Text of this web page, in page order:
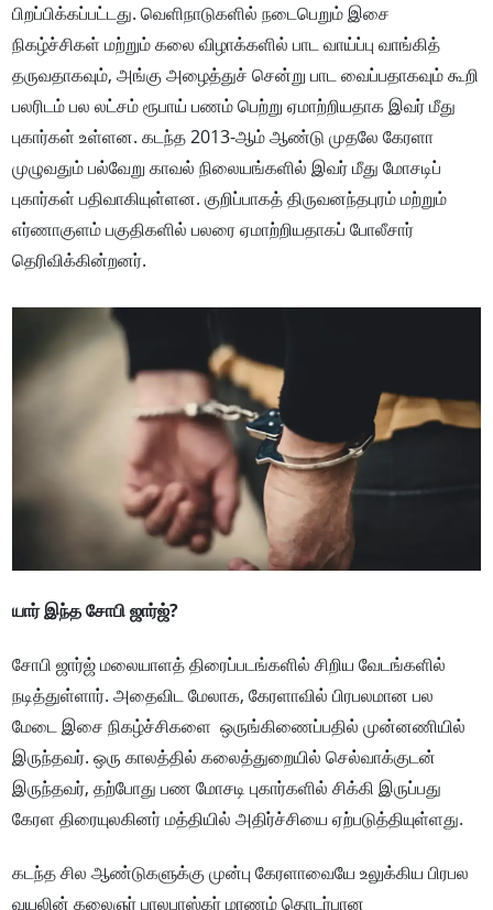
பிறப்பிக்கப்பட்டது. வெளிநாடுகளில் நடைபெறும் இசை
நிகழ்ச்சிகள் மற்றும் கலை விழாக்களில் பாட வாய்ப்பு வாங்கித்
தருவதாகவும், அங்கு அழைத்துச் சென்று பாட வைப்பதாகவும் கூறி
பலரிடம் பல லட்சம் ரூபாய் பணம் பெற்று ஏமாற்றியதாக இவர் மீது
புகார்கள் உள்ளன. கடந்த 2013-ஆம் ஆண்டு முதலே கேரளா
முழுவதும் பல்வேறு காவல் நிலையங்களில் இவர் மீது மோசடிப்
புகார்கள் பதிவாகியுள்ளன. குறிப்பாகத் திருவனந்தபுரம் மற்றும்
எர்ணாகுளம் பகுதிகளில் பலரை ஏமாற்றியதாகப் போலீசார்
தெரிவிக்கின்றனர்.
யார் இந்த சோபி ஜார்ஜ்?
சோபி ஜார்ஜ் மலையாளத் திரைப்படங்களில் சிறிய வேடங்களில்
நடித்துள்ளார். அதைவிட மேலாக, கேரளாவில் பிரபலமான பல
மேடை இசை நிகழ்ச்சிகளை ஒருங்கிணைப்பதில் முன்னணியில்
இருந்தவர். ஒரு காலத்தில் கலைத்துறையில் செல்வாக்குடன்
இருந்தவர், தற்போது பண மோசடி புகார்களில் சிக்கி இருப்பது
கேரள திரையுலகினர் மத்தியில் அதிர்ச்சியை ஏற்படுத்தியுள்ளது.
கடந்த சில ஆண்டுகளுக்கு முன்பு கேரளாவையே உலுக்கிய பிரபல
வயலின் கலைஞர் பாலபாஸ்கர் மரணம் தொடர்பான